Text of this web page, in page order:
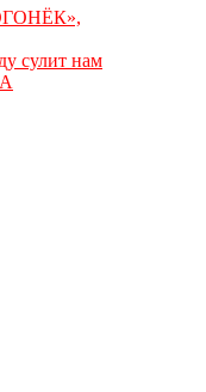
сулит нам